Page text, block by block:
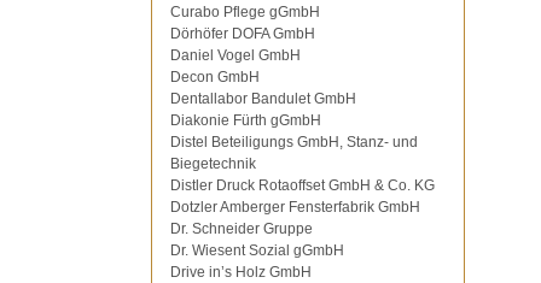
Curabo Pflege gGmbH
Dörhöfer DOFA GmbH
Daniel Vogel GmbH
Decon GmbH
Dentallabor Bandulet GmbH
Diakonie Fürth gGmbH
Distel Beteiligungs GmbH, Stanz- und
Biegetechnik
Distler Druck Rotaoffset GmbH & Co. KG
Dotzler Amberger Fensterfabrik GmbH
Dr. Schneider Gruppe
Dr. Wiesent Sozial gGmbH
Drive in’s Holz GmbH